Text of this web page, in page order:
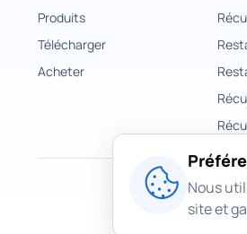
Produits
Télécharger
Acheter
Nous
site et